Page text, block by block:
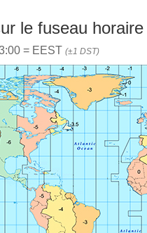
le fuseau
= EEST (±1 DST)